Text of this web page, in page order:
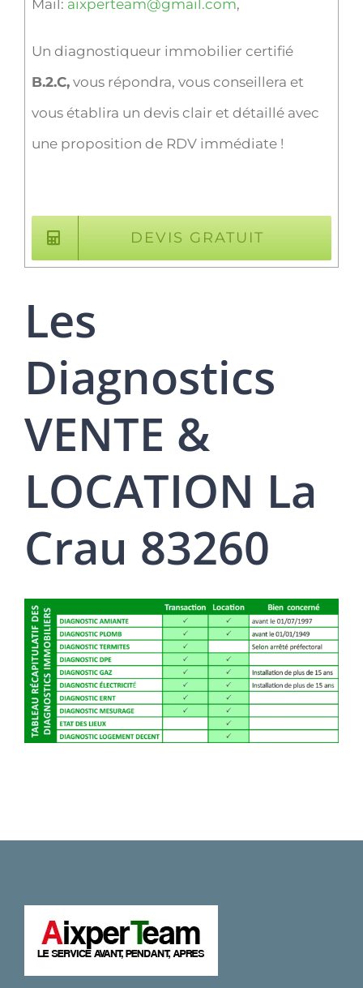
Mail: aixperteam@gmail.com,
Un diagnostiqueur immobilier certifié
B.2.C,vous répondra, vous conseillera et
vous établira un devis clair et détaillé avec
une proposition de RDV immédiate !
DEVIS GRATUIT
Les
Diagnostics
VENTE &
LOCATION La
Crau 83260